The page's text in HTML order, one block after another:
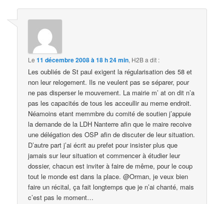
Le11 décembre 2008 à 18 h 24 min, H2Ba dit :
Les oubliés de St paul exigent la régularisation des 58 et
non leur relogement. Ils ne veulent pas se séparer, pour
ne pas disperser le mouvement. La mairie m’ at on dit n’a
pas les capacités de tous les acceullir au meme endroit.
Néamoins etant memmbre du comité de soutien j’appuie
la demande de la LDH Nanterre afin que le maire recoive
une délégation des OSP afin de discuter de leur situation.
D’autre part j’ai écrit au prefet pour insister plus que
jamais sur leur situation et commencer à étudier leur
dossier, chacun est inviter à faire de même, pour le coup
tout le monde est dans la place. @Orman, je veux bien
faire un récital, ça fait longtemps que je n’ai chanté, mais
c’est pas le moment…